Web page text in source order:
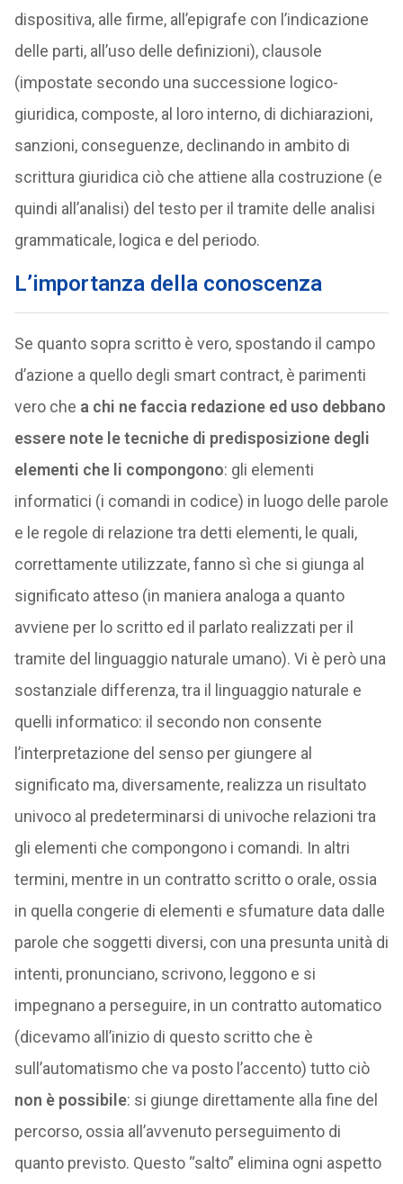
dispositiva, alle firme, all’epigrafe con l’indicazione
delle parti, all’uso delle definizioni), clausole
(impostate secondo una successione logico-
giuridica, composte, al loro interno, di dichiarazioni,
sanzioni, conseguenze, declinando in ambito di
scrittura giuridica ciò che attiene alla costruzione (e
quindi all’analisi) del testo per il tramite delle analisi
grammaticale, logica e del periodo.
L’importanza della conoscenza
Se quanto sopra scritto è vero, spostando il campo
d’azione a quello degli smart contract, è parimenti
vero che a chi ne faccia redazione ed uso debbano
essere note le tecniche di predisposizione degli
elementi che li compongono: gli elementi
informatici (i comandi in codice) in luogo delle parole
e le regole di relazione tra detti elementi, le quali,
correttamente utilizzate, fanno sì che si giunga al
significato atteso (in maniera analoga a quanto
avviene per lo scritto ed il parlato realizzati per il
tramite del linguaggio naturale umano). Vi è però una
sostanziale differenza, tra il linguaggio naturale e
quelli informatico: il secondo non consente
l’interpretazione del senso per giungere al
significato ma, diversamente, realizza un risultato
univoco al predeterminarsi di univoche relazioni tra
gli elementi che compongono i comandi. In altri
termini, mentre in un contratto scritto o orale, ossia
in quella congerie di elementi e sfumature data dalle
parole che soggetti diversi, con una presunta unità di
intenti, pronunciano, scrivono, leggono e si
impegnano a perseguire, in un contratto automatico
(dicevamo all’inizio di questo scritto che è
sull’automatismo che va posto l’accento) tutto ciò
non è possibile: si giunge direttamente alla fine del
percorso, ossia all’avvenuto perseguimento di
quanto previsto. Questo “salto” elimina ogni aspetto